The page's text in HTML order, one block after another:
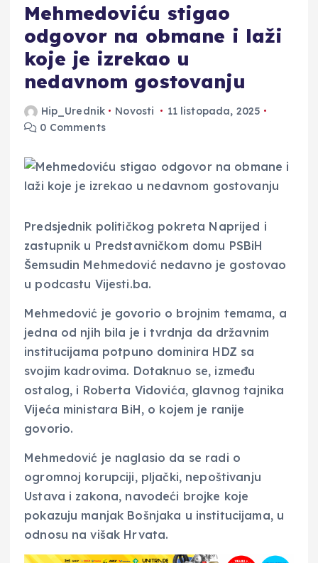
Mehmedoviću stigao
odgovor na obmane i laži
koje je izrekao u
nedavnom gostovanju
Hip_Urednik Novosti
11 listopada, 2025
0 Comments
Predsjednik političkog pokreta Naprijed i
zastupnik u Predstavničkom domu PSBiH
Šemsudin Mehmedović nedavno je gostovao
u podcastu Vijesti.ba.
Mehmedović je govorio o brojnim temama, a
jedna od njih bila je i tvrdnja da državnim
institucijama potpuno dominira HDZ sa
svojim kadrovima. Dotaknuo se, između
ostalog, i Roberta Vidovića, glavnog tajnika
Vijeća ministara BiH, o kojem je ranije
govorio.
Mehmedović je naglasio da se radi o
ogromnoj korupciji, pljački, nepoštivanju
Ustava i zakona, navodeći brojke koje
pokazuju manjak Bošnjaka u institucijama, u
odnosu na višak Hrvata.